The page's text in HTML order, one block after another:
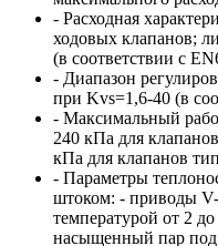
- Расходная
ходовых клапанов;
(в соответствии с
- Диапазон
при Kvs=1,6-40 (в
- Максимальный
240 кПа для
кПа для клапанов
- Параметры
штоком: - приводы
температурой от 2
насыщенный пар под